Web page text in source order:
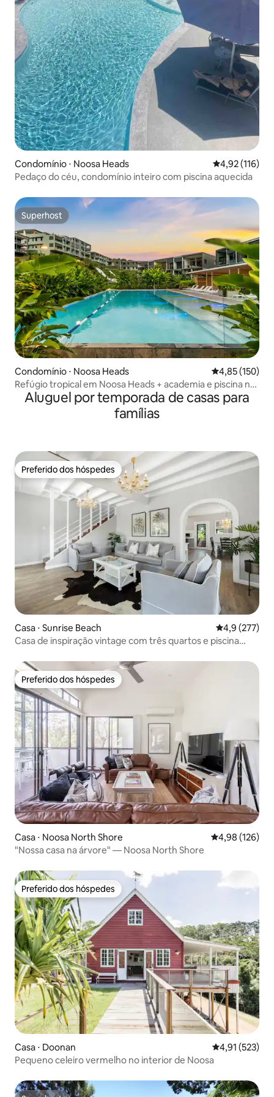
Condomínio ⋅ Noosa Heads 4,92 de uma
4,92 (116)
Pedaço do céu, condomínio inteiro com piscina aquecida
Superhost
Superhost
Condomínio ⋅ Noosa Heads 4,85 de uma
4,85 (150)
Refúgio tropical em Noosa Heads + academia e piscina no
local
Aluguel por temporada de casas para
famílias
Preferido dos hóspedes
Preferido dos hóspedes
Casa ⋅ Sunrise Beach 4,9 de uma
4,9 (277)
Casa de inspiração vintage com três quartos e piscina
Preferido dos hóspedes
Preferido dos hóspedes
Casa ⋅ Noosa North Shore 4,98 de uma
4,98 (126)
"Nossa casa na árvore" — Noosa North Shore
Preferido dos hóspedes
Preferido dos hóspedes
Casa ⋅ Doonan 4,91 de uma
4,91 (523)
Pequeno celeiro vermelho no interior de Noosa